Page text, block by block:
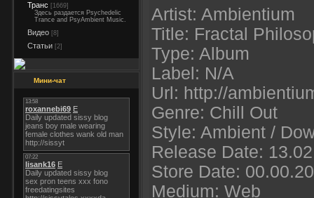
Транс [1669]
Здесь раздается Psychedelic
Trance and PsyAmbient Music.
Видео [8]
Статьи [2]
Мини-чат
Artist: Ambientium
Title: Fractal
Type: Album
Label: N/A
Url: http://
Genre: Chill Out
Style: Ambient /
Release Date:
Store Date:
Medium: Web